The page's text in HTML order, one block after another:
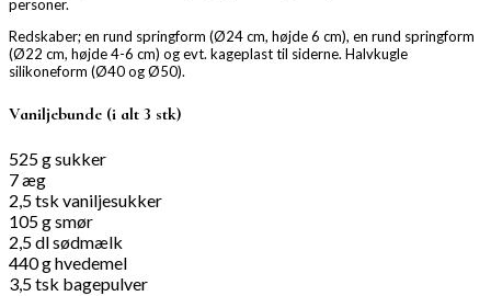
personer.
Redskaber; en rund springform (Ø24 cm, højde 6 cm), en rund springform
(Ø22 cm, højde 4-6 cm) og evt. kageplast til siderne. Halvkugle
silikoneform (Ø40 og Ø50).
Vaniljebunde (i alt 3 stk)
525 g sukker
7 æg
2,5 tsk vaniljesukker
105 g smør
2,5 dl sødmælk
440 g hvedemel
3,5 tsk bagepulver